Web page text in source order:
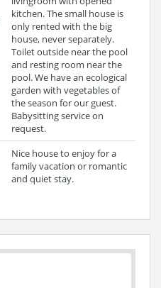
kitchen. The small house is
only rented with the big
house, never separately.
Toilet outside near the pool
and resting room near the
pool. We have an ecological
garden with vegetables of
the season for our guest.
Babysitting service on
request.
Nice house to enjoy for a
family vacation or romantic
and quiet stay.